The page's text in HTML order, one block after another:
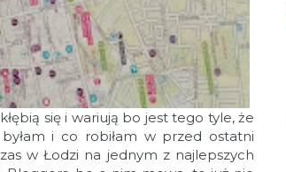
się i wariują bo jest tego tyle, że
i co robiłam w przed ostatni
w Łodzi na jednym z najlepszych